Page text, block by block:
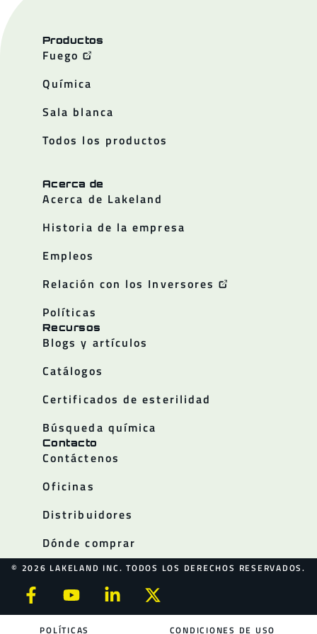
Productos
Fuego
Química
Sala blanca
Todos los productos
Acerca de
Acerca de Lakeland
Historia de la empresa
Empleos
Relación con los Inversores
Políticas
Recursos
Blogs y artículos
Catálogos
Certificados de esterilidad
Búsqueda química
Contacto
Contáctenos
Oficinas
Distribuidores
Dónde comprar
© 2026 LAKELAND INC. TODOS LOS DERECHOS RESERVADOS.
POLÍTICAS CONDICIONES DE USO